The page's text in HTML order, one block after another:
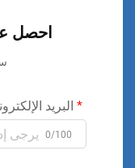
احصل
البريد
0/100